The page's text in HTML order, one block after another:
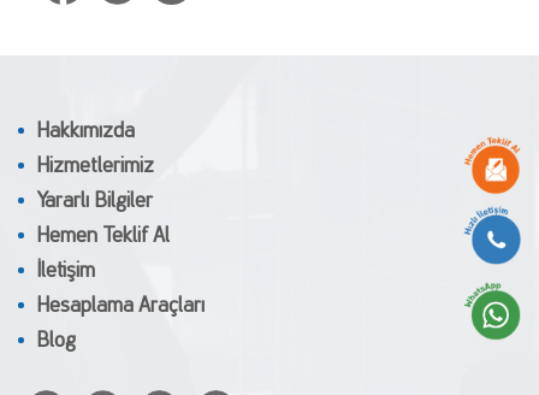
Hakkımızda
Hizmetlerimiz
Yararlı Bilgiler
Hemen Teklif Al
İletişim
Hesaplama Araçları
Blog